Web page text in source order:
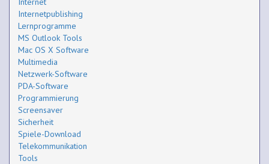
Internetpublishing
Lernprogramme
MS Outlook Tools
Mac OS X Software
Multimedia
Netzwerk-Software
PDA-Software
Programmierung
Screensaver
Sicherheit
Spiele-Download
Telekommunikation
Tools